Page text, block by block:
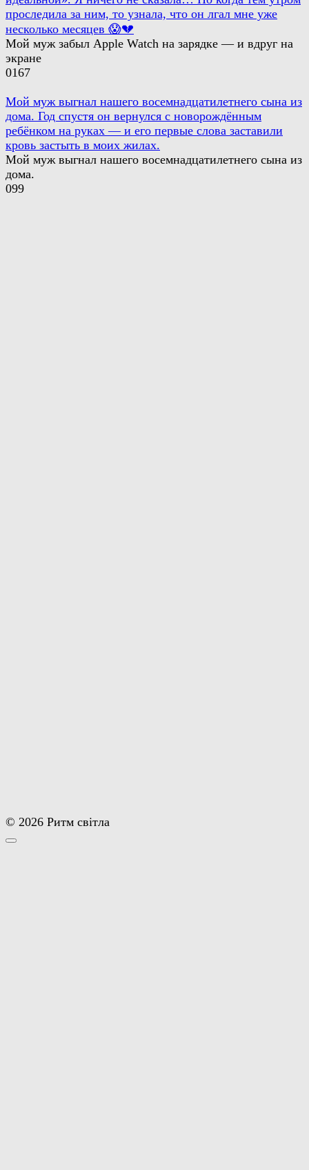
проследила за ним, то узнала, что он лгал мне уже
несколько месяцев 😱💔
Мой муж забыл Apple Watch на зарядке — и вдруг на
экране
0167
Мой муж выгнал нашего восемнадцатилетнего сына из
дома. Год спустя он вернулся с новорождённым
ребёнком на руках — и его первые слова заставили
кровь застыть в моих жилах.
Мой муж выгнал нашего восемнадцатилетнего сына из
дома.
099
© 2026 Ритм світла